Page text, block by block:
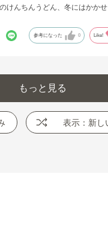
けんちんうどん、冬にはかかせ
参考になった 0 Like!
もっと見る
表示：新し